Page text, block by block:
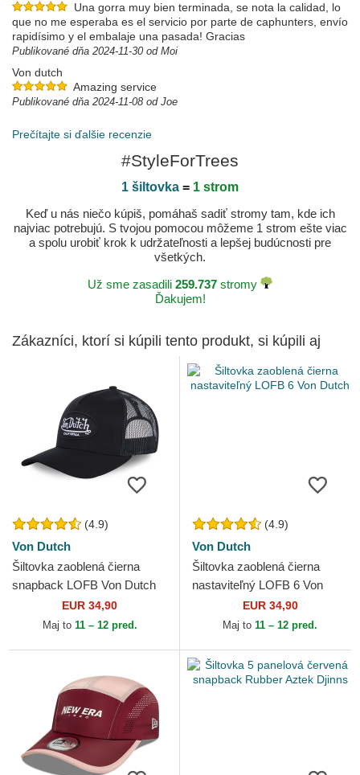
Una gorra muy bien terminada, se nota la calidad, lo
que no me esperaba es el servicio por parte de caphunters, envío
rapidísimo y el embalaje una pasada! Gracias
Publikované dňa 2024-11-30 od Moi
Von dutch
Amazing service
Publikované dňa 2024-11-08 od Joe
Prečítajte si ďalšie recenzie
#StyleForTrees
1 šiltovka = 1 strom
Keď u nás niečo kúpiš, pomáhaš sadiť stromy tam, kde ich
najviac potrebujú. S tvojou pomocou môžeme 1 strom ešte viac
a spolu urobiť krok k udržateľnosti a lepšej budúcnosti pre
všetkých.
Už sme zasadili 259.737 stromy
Ďakujem!
Zákazníci, ktorí si kúpili tento produkt, si kúpili aj
(4.9)
Von Dutch
Šiltovka zaoblená čierna
snapback LOFB Von Dutch
EUR 34,90
Maj to 11 – 12 pred.
(4.9)
Von Dutch
Šiltovka zaoblená čierna
nastaviteľný LOFB 6 Von
EUR 34,90
Maj to 11 – 12 pred.